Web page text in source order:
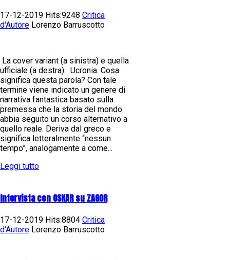
17-12-2019 Hits:9248 Critica
d'Autore Lorenzo Barruscotto
La cover variant (a sinistra) e quella
ufficiale (a destra) Ucronia. Cosa
significa questa parola? Con tale
termine viene indicato un genere di
narrativa fantastica basato sulla
premessa che la storia del mondo
abbia seguito un corso alternativo a
quello reale. Deriva dal greco e
significa letteralmente “nessun
tempo”, analogamente a come...
Leggi tutto
Intervista con OSKAR su ZAGOR
17-12-2019 Hits:8804 Critica
d'Autore Lorenzo Barruscotto